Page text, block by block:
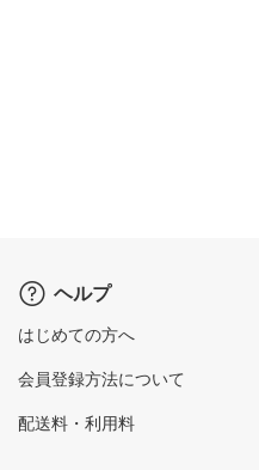
ヘルプ
はじめての方へ
会員登録方法について
配送料・利用料